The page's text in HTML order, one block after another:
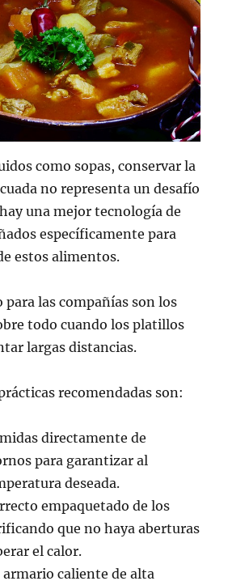
como sopas, conservar la
no representa un desafío
una mejor tecnología de
específicamente para
estos alimentos.
para las compañías son los
todo cuando los platillos
largas distancias.
recomendadas son:
directamente de
para garantizar al
deseada.
empaquetado de los
que no haya aberturas
el calor.
caliente de alta